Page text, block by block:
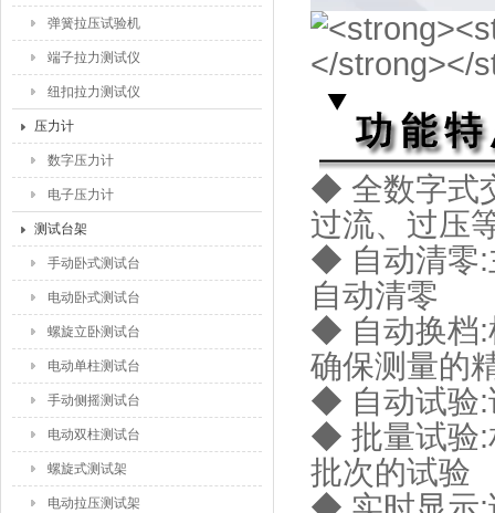
弹簧拉压试验机
端子拉力测试仪
纽扣拉力测试仪
压力计
数字压力计
电子压力计
测试台架
手动卧式测试台
电动卧式测试台
螺旋立卧测试台
电动单柱测试台
手动侧摇测试台
电动双柱测试台
螺旋式测试架
电动拉压测试架
◆ 全数字式
过流、过压
◆ 自动清零:
自动清零
◆ 自动换档:
确保测量的
◆ 自动试验:
◆ 批量试验:
批次的试验